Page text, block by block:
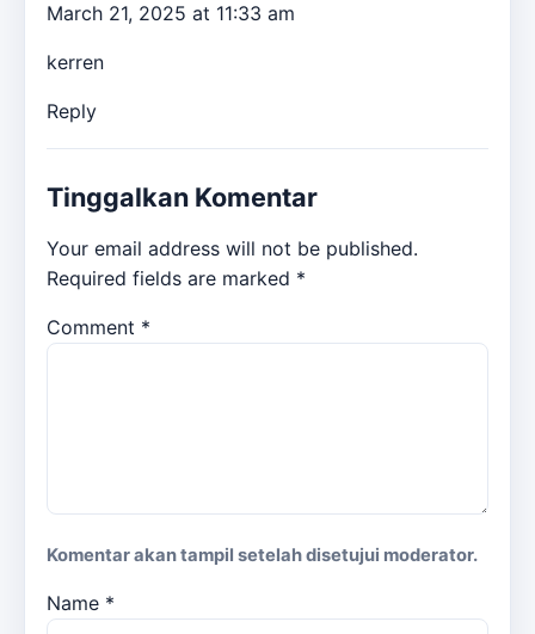
March 21, 2025 at 11:33 am
kerren
Reply
Tinggalkan Komentar
Your email address will not be published.
Required fields are marked *
Comment *
Komentar akan tampil setelah disetujui moderator.
Name *